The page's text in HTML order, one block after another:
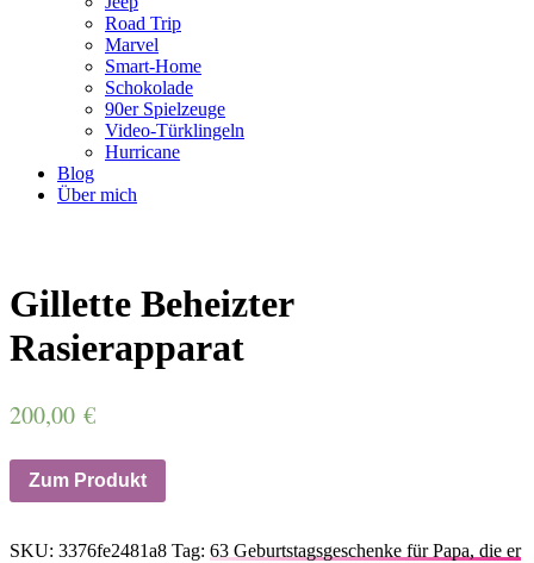
Road Trip
Marvel
Smart-Home
Schokolade
90er Spielzeuge
Video-Türklingeln
Hurricane
Blog
Über mich
Gillette Beheizter
Rasierapparat
200,00 €
Zum Produkt
SKU: 3376fe2481a8 Tag: 63 Geburtstagsgeschenke für Papa, die er